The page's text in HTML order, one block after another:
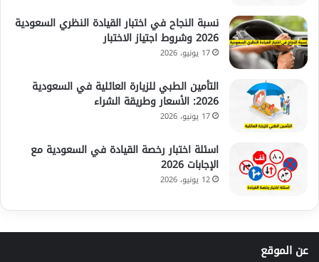
نسبة النجاح في اختبار القيادة النظري السعودية
2026 وشروط اجتياز الاختبار
17 يونيو، 2026
التأمين الطبي للزيارة العائلية في السعودية
2026: الأسعار وطريقة الشراء
17 يونيو، 2026
اسئلة اختبار رخصة القيادة في السعودية مع
الإجابات 2026
12 يونيو، 2026
عن الموقع